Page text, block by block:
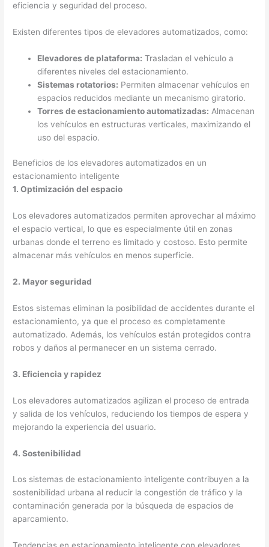
eficiencia y seguridad del proceso.
Existen diferentes tipos de elevadores automatizados, como:
Elevadores de plataforma: Trasladan el vehículo a
diferentes niveles del estacionamiento.
Sistemas rotatorios: Permiten almacenar vehículos en
espacios reducidos mediante un mecanismo giratorio.
Torres de estacionamiento automatizadas: Almacenan
los vehículos en estructuras verticales, maximizando el
uso del espacio.
Beneficios de los elevadores automatizados en un
estacionamiento inteligente
1. Optimización del espacio
Los elevadores automatizados permiten aprovechar al máximo
el espacio vertical, lo que es especialmente útil en zonas
urbanas donde el terreno es limitado y costoso. Esto permite
almacenar más vehículos en menos superficie.
2. Mayor seguridad
Estos sistemas eliminan la posibilidad de accidentes durante el
estacionamiento, ya que el proceso es completamente
automatizado. Además, los vehículos están protegidos contra
robos y daños al permanecer en un sistema cerrado.
3. Eficiencia y rapidez
Los elevadores automatizados agilizan el proceso de entrada
y salida de los vehículos, reduciendo los tiempos de espera y
mejorando la experiencia del usuario.
4. Sostenibilidad
Los sistemas de estacionamiento inteligente contribuyen a la
sostenibilidad urbana al reducir la congestión de tráfico y la
contaminación generada por la búsqueda de espacios de
aparcamiento.